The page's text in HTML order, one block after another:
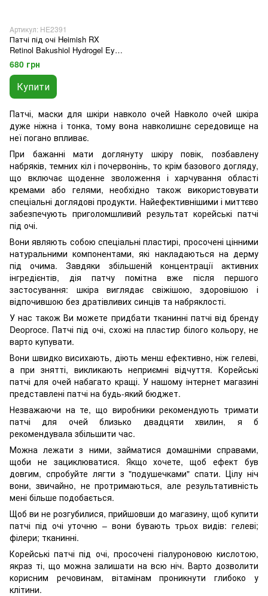
Артикул: HE2391
Патчі під очі Heimish RX
Retinol Bakushiol Hydrogel Eye
Patch
680 грн
Купити
Патчі, маски для шкіри навколо очей Навколо очей шкіра
дуже ніжна і тонка, тому вона навколишнє середовище на
неї погано впливає.
При бажанні мати доглянуту шкіру повік, позбавлену
набряків, темних кіл і почервонінь, то крім базового догляду,
що включає щоденне зволоження і харчування області
кремами або гелями, необхідно також використовувати
спеціальні доглядові продукти. Найефективнішими і миттєво
забезпечують приголомшливий результат корейські патчі
під очі.
Вони являють собою спеціальні пластирі, просочені цінними
натуральними компонентами, які накладаються на дерму
під очима. Завдяки збільшеній концентрації активних
інгредієнтів, дія патчу помітна вже після першого
застосування: шкіра виглядає свіжішою, здоровішою і
відпочившою без дратівливих синців та набряклості.
У нас також Ви можете придбати тканинні патчі від бренду
Deoproce. Патчі під очі, схожі на пластир білого кольору, не
варто купувати.
Вони швидко висихають, діють менш ефективно, ніж гелеві,
а при знятті, викликають неприємні відчуття. Корейські
патчі для очей набагато кращі. У нашому інтернет магазині
представлені патчі на будь-який бюджет.
Незважаючи на те, що виробники рекомендують тримати
патчі для очей близько двадцяти хвилин, я б
рекомендувала збільшити час.
Можна лежати з ними, займатися домашніми справами,
щоби не зациклюватися. Якщо хочете, щоб ефект був
довгим, спробуйте лягти з "подушечками" спати. Цілу ніч
вони, звичайно, не протримаються, але результативність
мені більше подобається.
Щоб ви не розгубилися, прийшовши до магазину, щоб купити
патчі під очі уточню – вони бувають трьох видів: гелеві;
філери; тканинні.
Корейські патчі під очі, просочені гіалуроновою кислотою,
якраз ті, що можна залишати на всю ніч. Варто дозволити
корисним речовинам, вітамінам проникнути глибоко у
клітини.